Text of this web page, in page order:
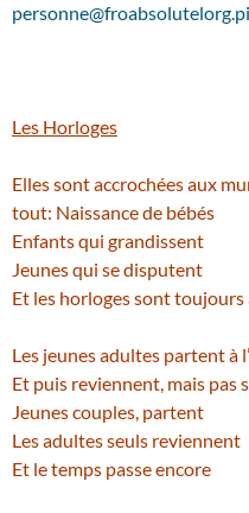
Les Horloges
Elles sont accrochées aux
tout: Naissance de bébés
Enfants qui grandissent
Jeunes qui se disputent
Et les horloges sont toujours
Les jeunes adultes partent à
Et puis reviennent, mais pas
Jeunes couples, partent
Les adultes seuls reviennent
Et le temps passe encore